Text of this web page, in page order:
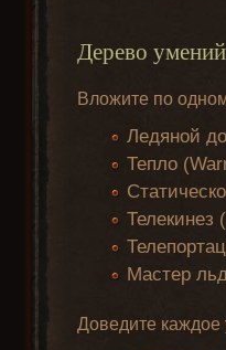
Дерево умений
Вложите по
Ледяной
Тепло
Телекинез
Мастер
Доведите